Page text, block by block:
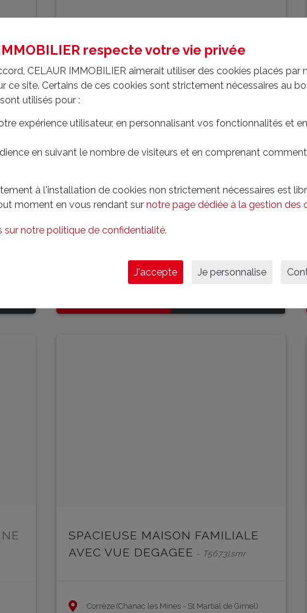
3 chambre(s)
SPACIEUSE MAISON FAMILIALE
AVEC VUE DEGAGEE - T5673lsmr
Corrèze (Chanac les Mines - St Martial de Gimel)
respecte votre vie privée
CELAUR IMMOBILIER aimerait utiliser des cookies placés par
ce site. Certains de ces cookies sont strictement nécessaires au
utilisés pour :
expérience utilisateur, en personnalisant vos fonctionnalités et
en suivant le nombre de visiteurs et en comprenant
à l'installation de cookies non strictement nécessaires est
moment en vous rendant sur notre page dédiée à la gestion des
sur notre politique de confidentialité.
J'accepte Je personnalise